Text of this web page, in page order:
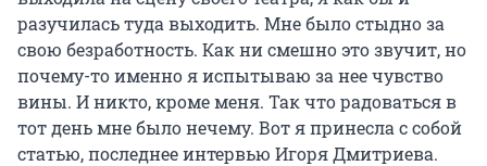
разучилась туда выходить. Мне было стыдно за
свою безработность. Как ни смешно это звучит, но
почему-то именно я испытываю за нее чувство
вины. И никто, кроме меня. Так что радоваться в
тот день мне было нечему. Вот я принесла с собой
статью, последнее интервью Игоря Дмитриева.